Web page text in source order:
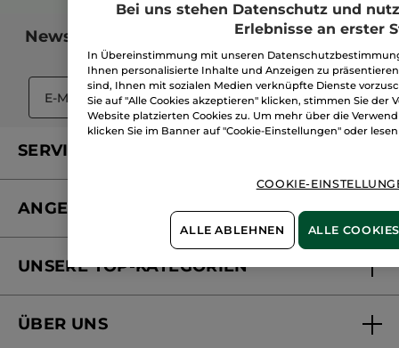
Newsletter abonnieren und5 € Gutschein
sichern
OK
SERVICE
Mein Konto
Online Beauty Beratung
Online Preisliste
ANGEBOT PER POST
Versandhandel Sendung verfolgen
Versandhandel Preisliste
UNSERE TOP-KATEGORIEN
Black Friday Yves Rocher
ÜBER UNS
Bei uns stehen Datenschutz und
Erlebnisse an erster
In Übereinstimmung mit unseren
Ihnen personalisierte Inhalte und Anzeigen zu
sind, Ihnen mit sozialen Medien verknüpfte Dienste
Sie auf "Alle Cookies akzeptieren" klicken, stimmen Sie der
Website platzierten Cookies zu. Um mehr über die
klicken Sie im Banner auf "Cookie-Einstellungen" oder
COOKIE-
ALLE ABLEHNEN ALLE